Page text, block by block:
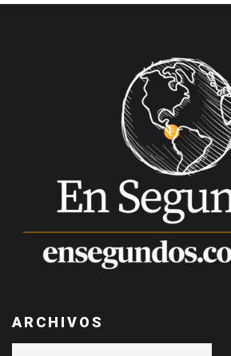
ARCHIVOS